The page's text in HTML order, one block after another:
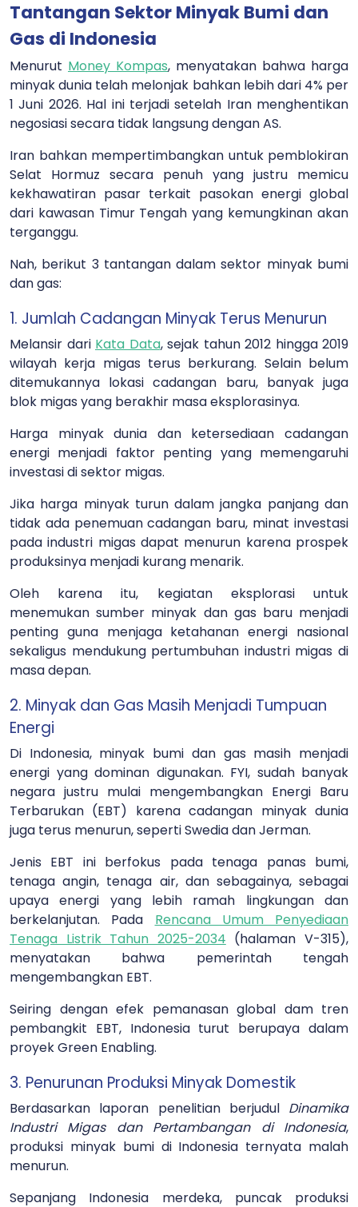
Tantangan Sektor Minyak Bumi dan
Gas di Indonesia
Menurut Money Kompas, menyatakan bahwa harga
minyak dunia telah melonjak bahkan lebih dari 4% per
1 Juni 2026. Hal ini terjadi setelah Iran menghentikan
negosiasi secara tidak langsung dengan AS.
Iran bahkan mempertimbangkan untuk pemblokiran
Selat Hormuz secara penuh yang justru memicu
kekhawatiran pasar terkait pasokan energi global
dari kawasan Timur Tengah yang kemungkinan akan
terganggu.
Nah, berikut 3 tantangan dalam sektor minyak bumi
dan gas:
1. Jumlah Cadangan Minyak Terus Menurun
Melansir dari Kata Data, sejak tahun 2012 hingga 2019
wilayah kerja migas terus berkurang. Selain belum
ditemukannya lokasi cadangan baru, banyak juga
blok migas yang berakhir masa eksplorasinya.
Harga minyak dunia dan ketersediaan cadangan
energi menjadi faktor penting yang memengaruhi
investasi di sektor migas.
Jika harga minyak turun dalam jangka panjang dan
tidak ada penemuan cadangan baru, minat investasi
pada industri migas dapat menurun karena prospek
produksinya menjadi kurang menarik.
Oleh karena itu, kegiatan eksplorasi untuk
menemukan sumber minyak dan gas baru menjadi
penting guna menjaga ketahanan energi nasional
sekaligus mendukung pertumbuhan industri migas di
masa depan.
2. Minyak dan Gas Masih Menjadi Tumpuan
Energi
Di Indonesia, minyak bumi dan gas masih menjadi
energi yang dominan digunakan. FYI, sudah banyak
negara justru mulai mengembangkan Energi Baru
Terbarukan (EBT) karena cadangan minyak dunia
juga terus menurun, seperti Swedia dan Jerman.
Jenis EBT ini berfokus pada tenaga panas bumi,
tenaga angin, tenaga air, dan sebagainya, sebagai
upaya energi yang lebih ramah lingkungan dan
berkelanjutan. Pada Rencana Umum Penyediaan
Tenaga Listrik Tahun 2025-2034 (halaman V-315),
menyatakan bahwa pemerintah tengah
mengembangkan EBT.
Seiring dengan efek pemanasan global dam tren
pembangkit EBT, Indonesia turut berupaya dalam
proyek Green Enabling.
3. Penurunan Produksi Minyak Domestik
Berdasarkan laporan penelitian berjudul Dinamika
Industri Migas dan Pertambangan di Indonesia,
produksi minyak bumi di Indonesia ternyata malah
menurun.
Sepanjang Indonesia merdeka, puncak produksi